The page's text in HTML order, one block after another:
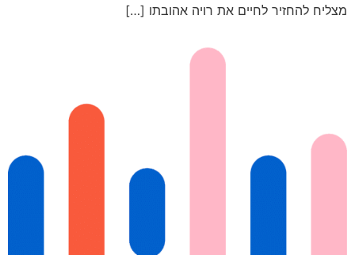
מצליח להחזיר לחיים את רויה אהובתו […]